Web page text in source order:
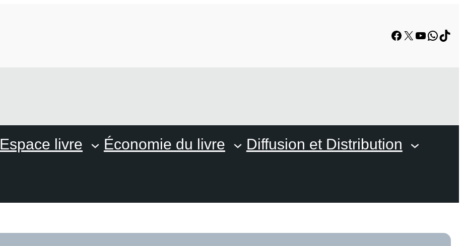
Facebook
X YouTube
Espace livre Économie du livre Diffusion et Distribution